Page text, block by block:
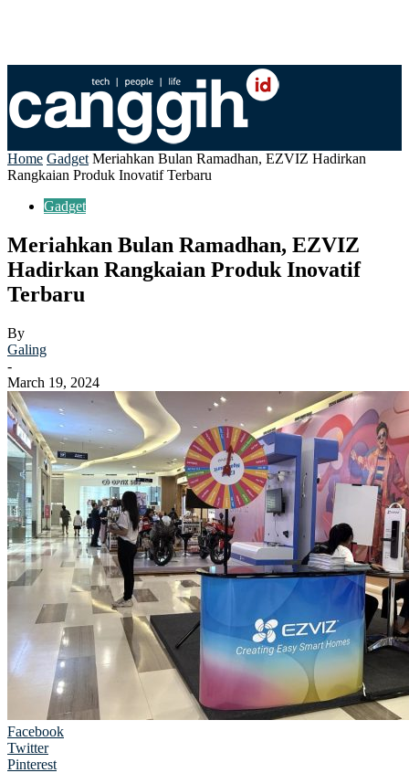
Home Gadget Meriahkan Bulan Ramadhan, EZVIZ Hadirkan
Rangkaian Produk Inovatif Terbaru
Gadget
Meriahkan Bulan Ramadhan, EZVIZ
Hadirkan Rangkaian Produk Inovatif
Terbaru
By
Galing
-
March 19, 2024
Facebook
Twitter
Pinterest